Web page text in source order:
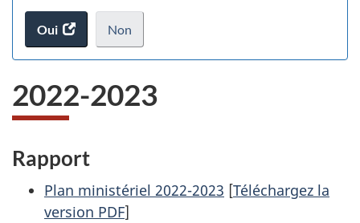
Oui
accéder
au
Non
je
veux
pas
site
web,
.
2022-2023
Rapport
Plan ministériel 2022-2023 [Téléchargez la
version PDF]